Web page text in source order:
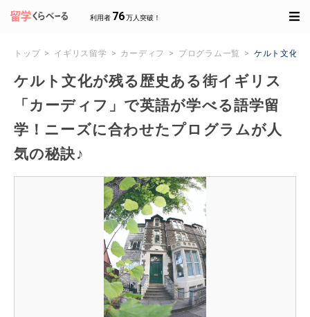
利用者 76万人突破！
トップ イギリス留学 カーディフ プログラム一覧 ケルト文化が
ケルト文化が残る歴史ある街イギリス
「カーディフ」で英語が学べる語学留
学！ニーズに合わせたプログラムが人
気の秘訣♪